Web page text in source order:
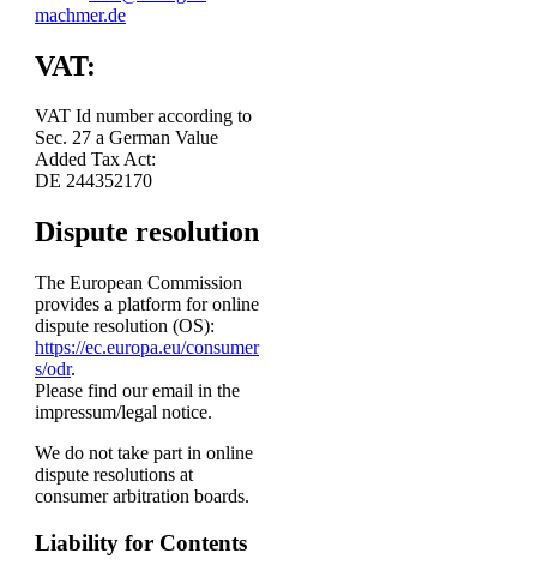
machmer.de
VAT:
VAT Id number according to
Sec. 27 a German Value
Added Tax Act:
DE 244352170
Dispute resolution
The European Commission
provides a platform for online
dispute resolution (OS):
https://ec.europa.eu/consumer
s/odr.
Please find our email in the
impressum/legal notice.
We do not take part in online
dispute resolutions at
consumer arbitration boards.
Liability for Contents